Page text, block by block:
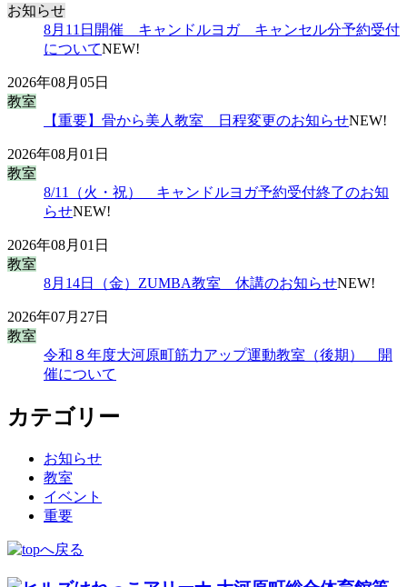
お知らせ
8月11日開催 キャンドルヨガ キャンセル分予約受付
についてNEW!
2026年08月05日
教室
【重要】骨から美人教室 日程変更のお知らせNEW!
2026年08月01日
教室
8/11（火・祝） キャンドルヨガ予約受付終了のお知
らせNEW!
2026年08月01日
教室
8月14日（金）ZUMBA教室 休講のお知らせNEW!
2026年07月27日
教室
令和８年度大河原町筋力アップ運動教室（後期） 開
催について
カテゴリー
お知らせ
教室
イベント
重要